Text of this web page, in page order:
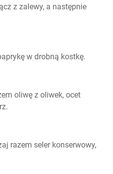
z zalewy, a następnie
w drobną kostkę.
oliwę z oliwek, ocet
razem seler konserwowy,